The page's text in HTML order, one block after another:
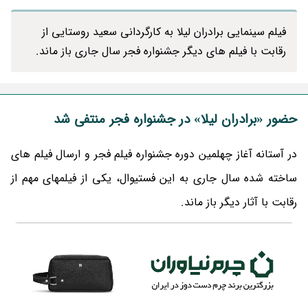
فیلم سینمایی برادران لیلا به کارگردانی سعید روستایی از
رقابت با فیلم های دیگر جشنواره فجر سال جاری باز ماند.
حضور «برادران لیلا» در جشنواره فجر منتفی شد
در آستانه آغاز چهلمین دوره جشنواره فیلم فجر و ارسال فیلم های
ساخته شده سال جاری به این فستیوال، یکی از فیلمهای مهم از
رقابت با آثار دیگر باز ماند.